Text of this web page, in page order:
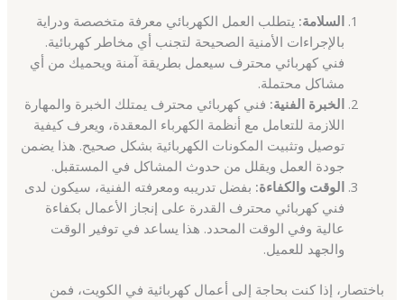
السلامة: يتطلب العمل الكهربائي معرفة متخصصة ودراية
بالإجراءات الأمنية الصحيحة لتجنب أي مخاطر كهربائية.
فني كهربائي محترف سيعمل بطريقة آمنة ويحميك من أي
مشاكل محتملة.
الخبرة الفنية: فني كهربائي محترف يمتلك الخبرة والمهارة
اللازمة للتعامل مع أنظمة الكهرباء المعقدة، ويعرف كيفية
توصيل وتثبيت المكونات الكهربائية بشكل صحيح. هذا يضمن
جودة العمل ويقلل من حدوث المشاكل في المستقبل.
الوقت والكفاءة: بفضل تدريبه ومعرفته الفنية، سيكون لدى
فني كهربائي محترف القدرة على إنجاز الأعمال بكفاءة
عالية وفي الوقت المحدد. هذا يساعد في توفير الوقت
والجهد للعميل.
باختصار، إذا كنت بحاجة إلى أعمال كهربائية في الكويت، فمن